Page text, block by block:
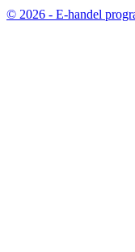
© 2026 - E-handel